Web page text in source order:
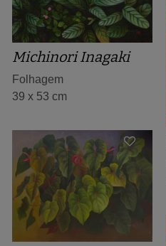
Michinori Inagaki
Folhagem
39 x 53 cm